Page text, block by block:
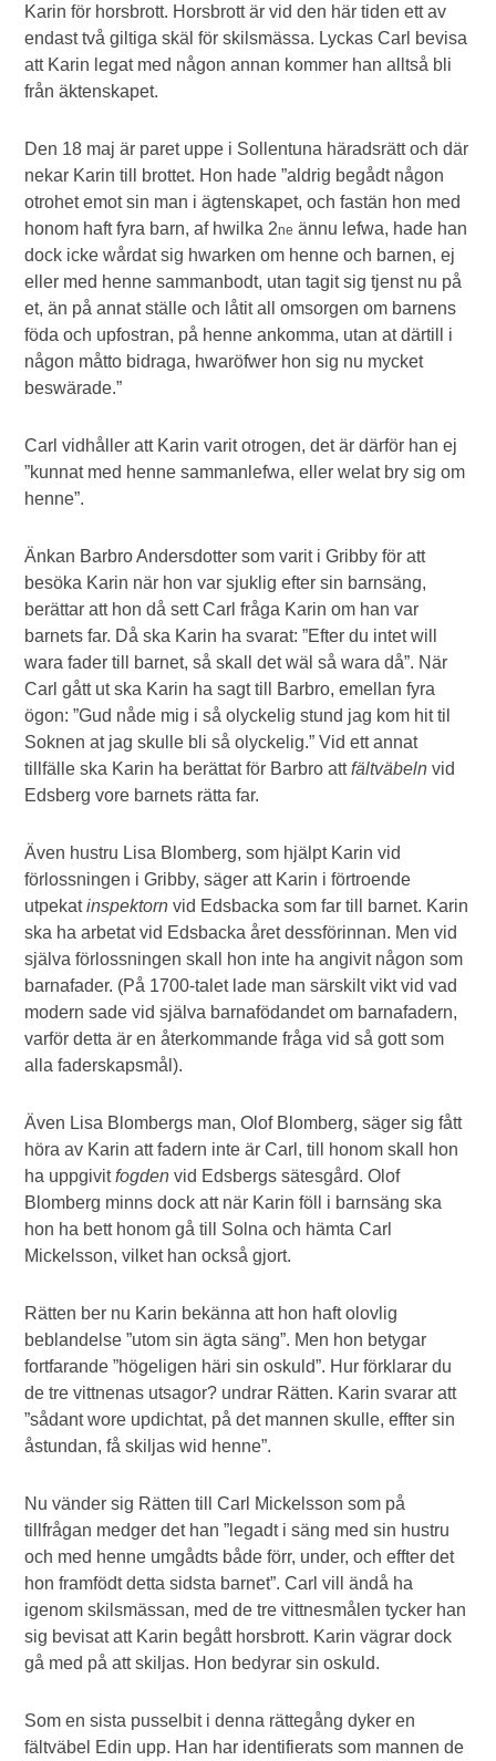
Karin för horsbrott. Horsbrott är vid den här tiden ett av
endast två giltiga skäl för skilsmässa. Lyckas Carl bevisa
att Karin legat med någon annan kommer han alltså bli
från äktenskapet.
Den 18 maj är paret uppe i Sollentuna häradsrätt och där
nekar Karin till brottet. Hon hade ”aldrig begådt någon
otrohet emot sin man i ägtenskapet, och fastän hon med
honom haft fyra barn, af hwilka 2ne ännu lefwa, hade han
dock icke wårdat sig hwarken om henne och barnen, ej
eller med henne sammanbodt, utan tagit sig tjenst nu på
et, än på annat ställe och låtit all omsorgen om barnens
föda och upfostran, på henne ankomma, utan at därtill i
någon måtto bidraga, hwaröfwer hon sig nu mycket
beswärade.”
Carl vidhåller att Karin varit otrogen, det är därför han ej
”kunnat med henne sammanlefwa, eller welat bry sig om
henne”.
Änkan Barbro Andersdotter som varit i Gribby för att
besöka Karin när hon var sjuklig efter sin barnsäng,
berättar att hon då sett Carl fråga Karin om han var
barnets far. Då ska Karin ha svarat: ”Efter du intet will
wara fader till barnet, så skall det wäl så wara då”. När
Carl gått ut ska Karin ha sagt till Barbro, emellan fyra
ögon: ”Gud nåde mig i så olyckelig stund jag kom hit til
Soknen at jag skulle bli så olyckelig.” Vid ett annat
tillfälle ska Karin ha berättat för Barbro attfältväbeln vid
Edsberg vore barnets rätta far.
Även hustru Lisa Blomberg, som hjälpt Karin vid
förlossningen i Gribby, säger att Karin i förtroende
utpekatinspektorn vid Edsbacka som far till barnet. Karin
ska ha arbetat vid Edsbacka året dessförinnan. Men vid
själva förlossningen skall hon inte ha angivit någon som
barnafader. (På 1700-talet lade man särskilt vikt vid vad
modern sade vid själva barnafödandet om barnafadern,
varför detta är en återkommande fråga vid så gott som
alla faderskapsmål).
Även Lisa Blombergs man, Olof Blomberg, säger sig fått
höra av Karin att fadern inte är Carl, till honom skall hon
ha uppgivitfogden vid Edsbergs sätesgård. Olof
Blomberg minns dock att när Karin föll i barnsäng ska
hon ha bett honom gå till Solna och hämta Carl
Mickelsson, vilket han också gjort.
Rätten ber nu Karin bekänna att hon haft olovlig
beblandelse ”utom sin ägta säng”. Men hon betygar
fortfarande ”högeligen häri sin oskuld”. Hur förklarar du
de tre vittnenas utsagor? undrar Rätten. Karin svarar att
”sådant wore updichtat, på det mannen skulle, effter sin
åstundan, få skiljas wid henne”.
Nu vänder sig Rätten till Carl Mickelsson som på
tillfrågan medger det han ”legadt i säng med sin hustru
och med henne umgådts både förr, under, och effter det
hon framfödt detta sidsta barnet”. Carl vill ändå ha
igenom skilsmässan, med de tre vittnesmålen tycker han
sig bevisat att Karin begått horsbrott. Karin vägrar dock
gå med på att skiljas. Hon bedyrar sin oskuld.
Som en sista pusselbit i denna rättegång dyker en
fältväbel Edin upp. Han har identifierats som mannen de